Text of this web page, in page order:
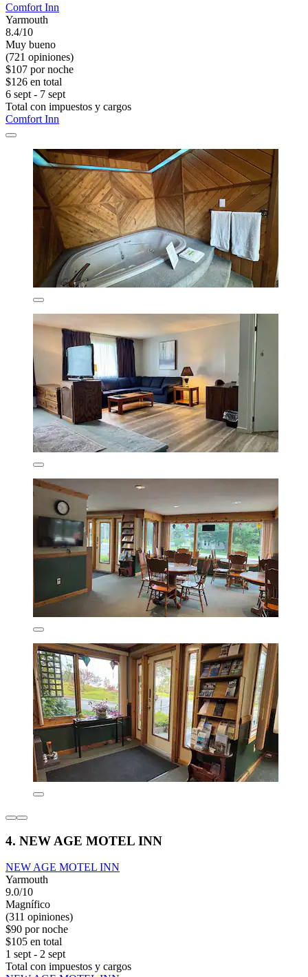
Comfort Inn
Yarmouth
8.4/10
Muy bueno
(721 opiniones)
$107 por noche
$126 en total
6 sept - 7 sept
Total con impuestos y cargos
Comfort Inn
4. NEW AGE MOTEL INN
NEW AGE MOTEL INN
Yarmouth
9.0/10
Magnífico
(311 opiniones)
$90 por noche
$105 en total
1 sept - 2 sept
Total con impuestos y cargos